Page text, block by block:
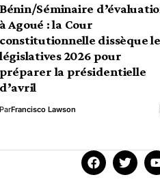
Bénin/Séminaire
à Agoué : la Cour
constitutionnelle dissèque
législatives 2026 pour
préparer la présidentielle
d’avril
ParFrancisco Lawson